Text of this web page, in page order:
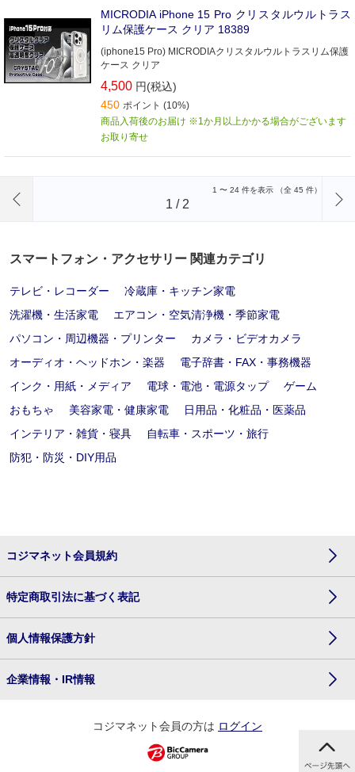
MICRODIA iPhone 15 Pro クリスタルウルトラス
リム保護ケース クリア 18389
(iphone15 Pro) MICRODIAクリスタルウルトラスリム保護
ケース クリア
4,500 円(税込)
450 ポイント (10%)
商品入荷後のお届け ※1か月以上かかる場合がございます
お取り寄せ
1 〜 24 件を表示 （全 45 件）
1 / 2
スマートフォン・アクセサリー 関連カテゴリ
テレビ・レコーダー
冷蔵庫・キッチン家電
洗濯機・生活家電
エアコン・空気清浄機・季節家電
パソコン・周辺機器・プリンター
カメラ・ビデオカメラ
オーディオ・ヘッドホン・楽器
電子辞書・FAX・事務機器
インク・用紙・メディア
電球・電池・電源タップ
ゲーム
おもちゃ
美容家電・健康家電
日用品・化粧品・医薬品
インテリア・雑貨・寝具
自転車・スポーツ・旅行
防犯・防災・DIY用品
コジマネット会員規約
特定商取引法に基づく表記
個人情報保護方針
企業情報・IR情報
コジマネット会員の方は ログイン